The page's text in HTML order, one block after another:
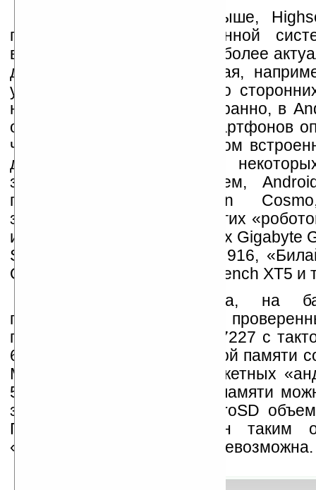
Как уже говорилось выше,
поставляется с операционной
версии 2.2. Это одна из наиболее
данной платформы, которая,
устанавливать большинство
на карту памяти (как ни странно, в
основополагающей для смартфонов
что в купе с малым объемом
делает эксплуатацию
затруднительной). В общем,
преимущество Highscreen
значительная часть недорогих
идет с Android 2.1. Среди них Gigabyte
Samsung Galaxy 550, МТС 916,
Optimus GT540, Motorola Quench XT5 и
Аппаратная платформа, на
построен смартфон, – это
процессор Qualcomm MSM7227 с
600 МГц. Объем оперативной памяти
Мб, это стандарт для бюджетных
512 Мб пользовательской памяти
за счет карт формата microSD
Правда, слот расположен таким
«горячая» замена флешки невозможна.